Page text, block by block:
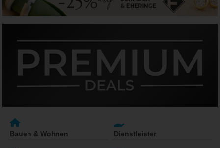
Bauen & Wohnen Dienstleister